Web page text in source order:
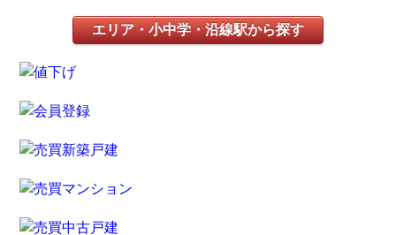
エリア・小中学・沿線駅から探す